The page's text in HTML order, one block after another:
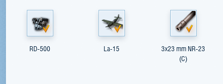
RD-500 La-15
3x23 mm NR-23
(C)